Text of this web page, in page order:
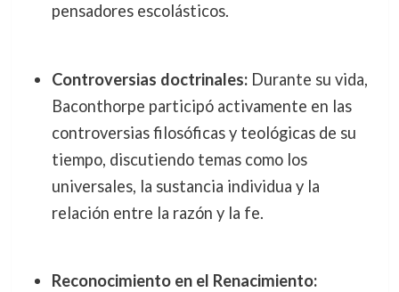
pensadores escolásticos.
Controversias doctrinales:Durante su vida,
Baconthorpe participó activamente en las
controversias filosóficas y teológicas de su
tiempo, discutiendo temas como los
universales, la sustancia individua y la
relación entre la razón y la fe.
Reconocimiento en el Renacimiento: